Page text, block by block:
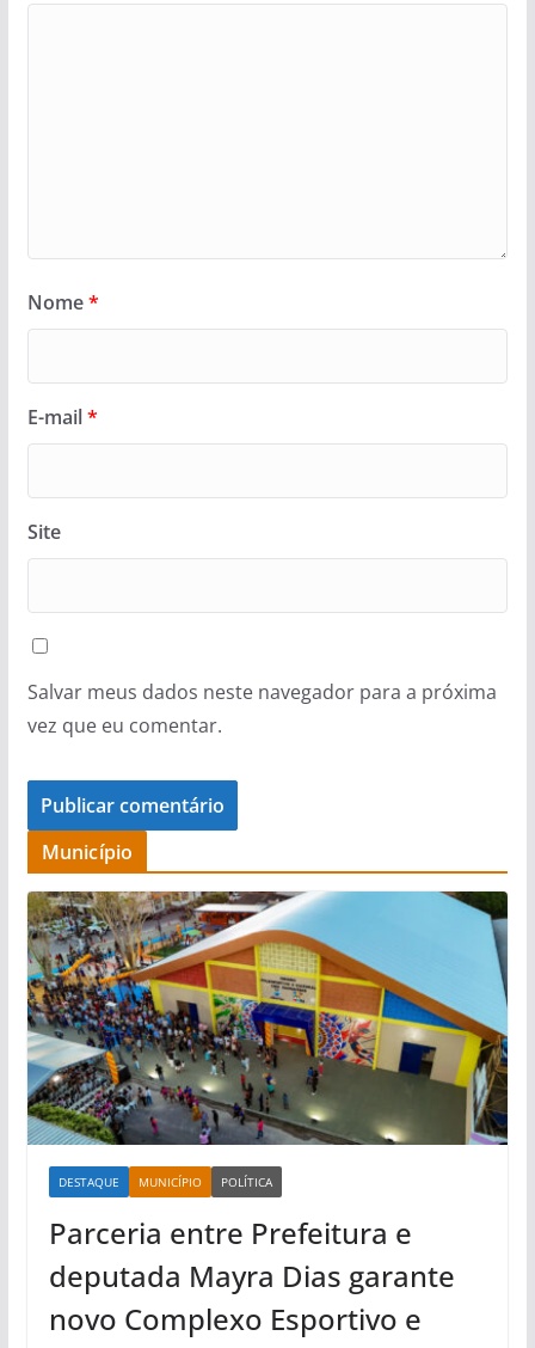
Nome*
E-mail*
Site
Salvar meus dados neste navegador para a próxima
vez que eu comentar.
Município
DESTAQUE MUNICÍPIO POLÍTICA
Parceria entre Prefeitura e
deputada Mayra Dias garante
novo Complexo Esportivo e